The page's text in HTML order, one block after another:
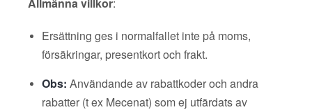
Ersättning ges i normalfallet inte på moms,
försäkringar, presentkort och frakt.
Obs: Användande av rabattkoder och andra
rabatter (t ex Mecenat) som ej utfärdats av